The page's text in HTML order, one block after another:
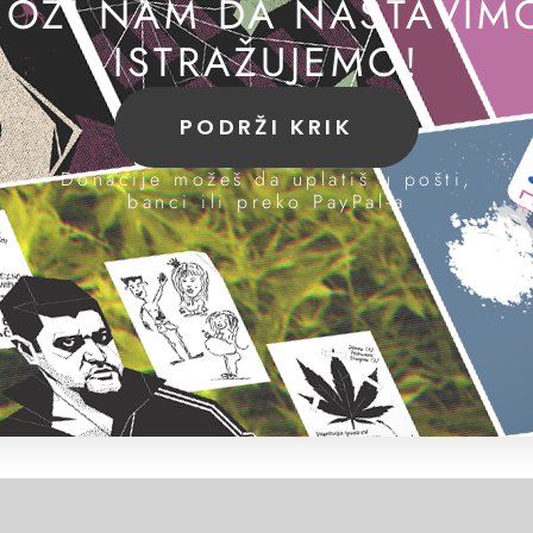
NAM DA
ISTRAŽUJEMO!
PODRŽI KRIK
Donacije možeš da uplatiš u pošti,
banci ili preko PayPal-a